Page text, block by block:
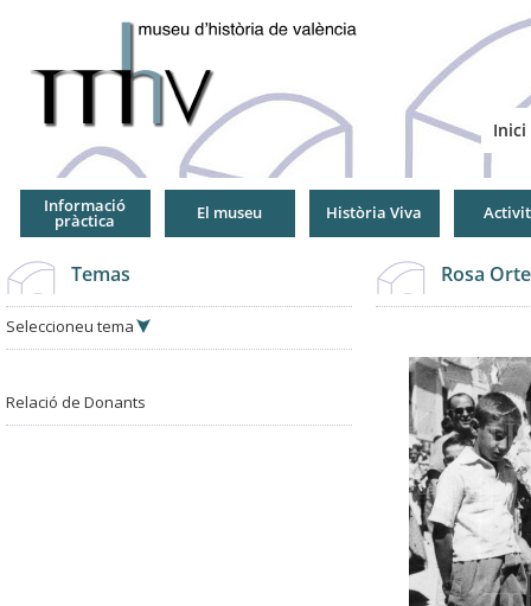
Inici
Informació
pràctica El museu Història Viva
Temas
Seleccioneu tema
Relació de Donants
Rosa